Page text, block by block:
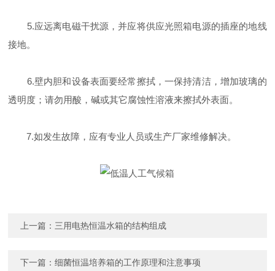
5.应远离电磁干扰源，并应将供应光照箱电源的插座的地线
接地。
6.壁内胆和设备表面要经常擦拭，一保持清洁，增加玻璃的
透明度；请勿用酸，碱或其它腐蚀性溶液来擦拭外表面。
7.如发生故障，应有专业人员或生产厂家维修解决。
上一篇： 三用电热恒温水箱的结构组成
下一篇：细菌恒温培养箱的工作原理和注意事项